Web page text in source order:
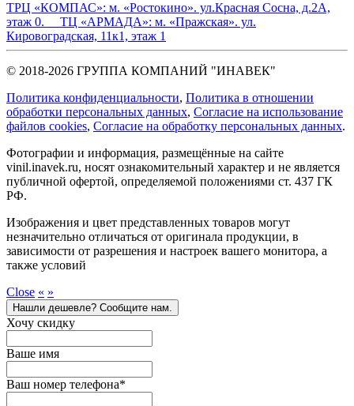
ТРЦ «КОМПАС»: м. «Ростокино». ул.Красная Сосна, д.2А,
этаж 0. ТЦ «АРМАДА»: м. «Пражская». ул.
Кировоградская, 11к1, этаж 1
© 2018-2026 ГРУППА КОМПАНИЙ "ИНАВЕК"
Политика конфиденциальности, Политика в отношении
обработки персональных данных, Cогласие на использование
файлов cookies, Согласие на обработку персональных данных.
Фотографии и информация, размещённые на сайте
vinil.inavek.ru, носят ознакомительный характер и не является
публичной офертой, определяемой положениями ст. 437 ГК
РФ.
Изображения и цвет представленных товаров могут
незначительно отличаться от оригинала продукции, в
зависимости от разрешения и настроек вашего монитора, а
также условий
Close « »
Нашли дешевле? Сообщите нам.
Хочу скидку
Ваше имя
Ваш номер телефона*